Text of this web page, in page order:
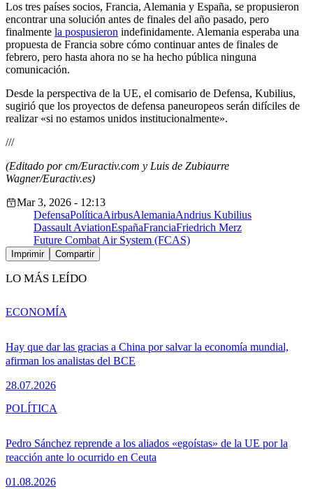
Los tres países socios, Francia, Alemania y España, se propusieron
encontrar una solución antes de finales del año pasado, pero
finalmente la pospusieron indefinidamente. Alemania esperaba una
propuesta de Francia sobre cómo continuar antes de finales de
febrero, pero hasta ahora no se ha hecho pública ninguna
comunicación.
Desde la perspectiva de la UE, el comisario de Defensa, Kubilius,
sugirió que los proyectos de defensa paneuropeos serán difíciles de
realizar «si no estamos unidos institucionalmente».
///
(Editado por cm/Euractiv.com y Luis de Zubiaurre
Wagner/Euractiv.es)
Mar 3, 2026 - 12:13
DefensaPolíticaAirbusAlemaniaAndrius Kubilius
Dassault AviationEspañaFranciaFriedrich Merz
Future Combat Air System (FCAS)
Imprimir Compartir
LO MÁS LEÍDO
Hay que dar las gracias a China por salvar la economía mundial,
afirman los analistas del BCE
28.07.2026
ECONOMÍA
Pedro Sánchez reprende a los aliados «egoístas» de la UE por la
reacción ante lo ocurrido en Ceuta
01.08.2026
POLÍTICA